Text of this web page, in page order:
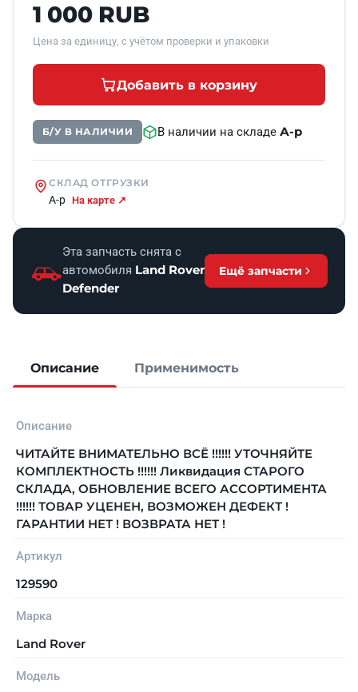
1 000 RUB
Цена за единицу, с учётом проверки и упаковки
Добавить в корзину
Б/У В НАЛИЧИИ В наличии на складеА-р
СКЛАД ОТГРУЗКИ
А-р На карте ↗
Эта запчасть снята с
автомобиля Land Rover
Defender
Ещё запчасти
Описание Применимость
Описание
ЧИТАЙТЕ ВНИМАТЕЛЬНО ВСЁ !!!!!! УТОЧНЯЙТЕ
КОМПЛЕКТНОСТЬ !!!!!! Ликвидация СТАРОГО
СКЛАДА, ОБНОВЛЕНИЕ ВСЕГО АССОРТИМЕНТА
!!!!!! ТОВАР УЦЕНЕН, ВОЗМОЖЕН ДЕФЕКТ !
ГАРАНТИИ НЕТ ! ВОЗВРАТА НЕТ !
Артикул
129590
Марка
Land Rover
Модель